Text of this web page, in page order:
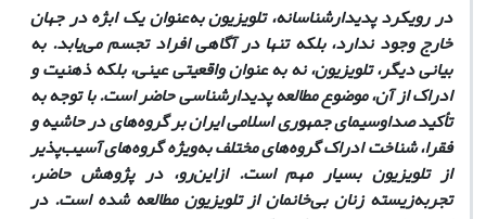
در رویکرد پدیدارشناسانه، تلویزیون به‌عنوان یک ابژه‌ در جهان
خارج وجود ندارد، بلکه تنها در آگاهی افراد تجسم می‌یابد. به
بیانی دیگر، تلویزیون، نه به عنوان واقعیتی عینی، بلکه ذهنیت و
ادراک از آن، موضوع مطالعه پدیدارشناسی حاضر است. با توجه به
تأکید صداوسیمای جمهوری اسلامی ایران بر گروه‌های در حاشیه و
فقرا، شناخت ادراک گروه‌های مختلف به‌ویژه گروه‌های آسیب‌پذیر
از تلویزیون بسیار مهم است. از‌این‌رو، در پژوهش حاضر،
تجربه‌زیسته زنان بی‌خانمان از تلویزیون مطالعه شده است. در